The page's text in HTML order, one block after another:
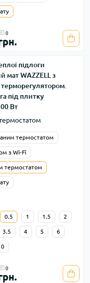
0
підлоги
мат WAZZELL з
під плитку
Вт
термостатом
з Wi-Fi
термостатом
0.5 1 1.5 2
3.5 4 5 6
0